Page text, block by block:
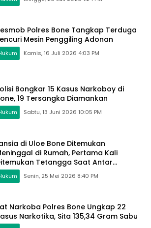
Polres Bone Tangkap Terduga
Mesin Penggiling Adonan
Kamis, 16 Juli 2026 4:03 PM
Bongkar 15 Kasus Narkoboy di
19 Tersangka Diamankan
Sabtu, 13 Juni 2026 10:05 PM
di Uloe Bone Ditemukan
di Rumah, Pertama Kali
Tetangga Saat Antar
Senin, 25 Mei 2026 8:40 PM
Narkoba Polres Bone Ungkap 22
Narkotika, Sita 135,34 Gram Sabu